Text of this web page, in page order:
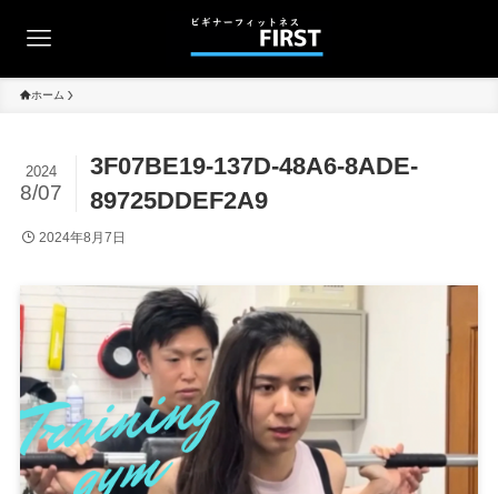
ホーム
3F07BE19-137D-48A6-8ADE-
89725DDEF2A9
2024
8/07
2024年8月7日